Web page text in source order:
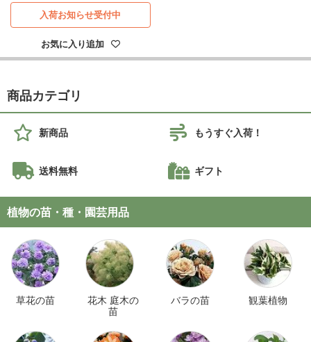
お気に入り追加
入荷お知らせ受付中
商品カテゴリ
新商品 もうすぐ入荷！
送料無料 ギフト
植物の苗・種・園芸用品
草花の苗
花木 庭木の
苗
バラの苗 観葉植物